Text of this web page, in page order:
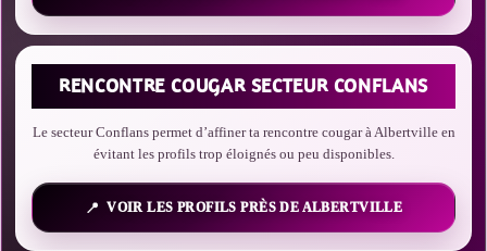
RENCONTRE COUGAR SECTEUR CONFLANS
Le secteur Conflans permet d’affiner ta rencontre cougar à Albertville en
évitant les profils trop éloignés ou peu disponibles.
VOIR LES PROFILS PRÈS DE ALBERTVILLE